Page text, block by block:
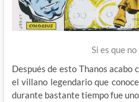
Si es que
Después de esto Thanos acabo
el villano legendario que
durante bastante tiempo fue